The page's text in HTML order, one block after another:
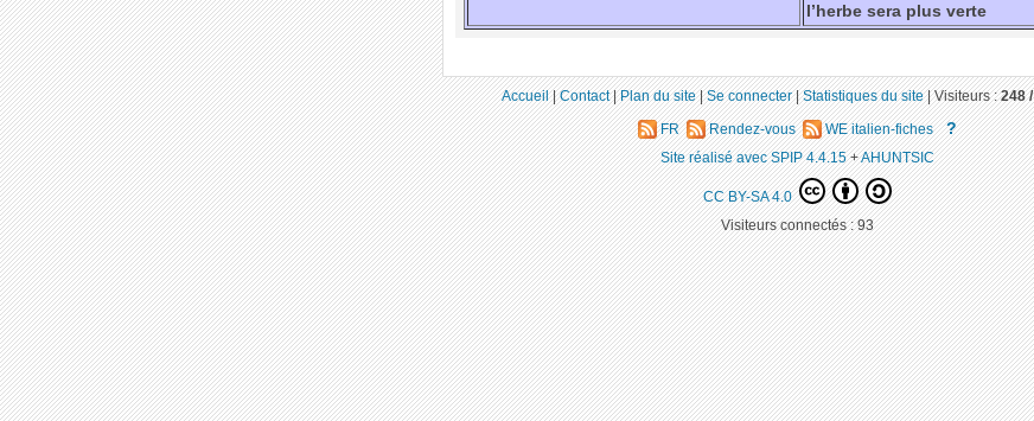
l’herbe sera plus verte
Accueil|Contact|Plan du site|Se connecter|Statistiques du site|Visiteurs :248 /
FR Rendez-vous WE italien-fiches ?
Site réalisé avec SPIP 4.4.15+AHUNTSIC
CC BY-SA 4.0
Visiteurs connectés :93